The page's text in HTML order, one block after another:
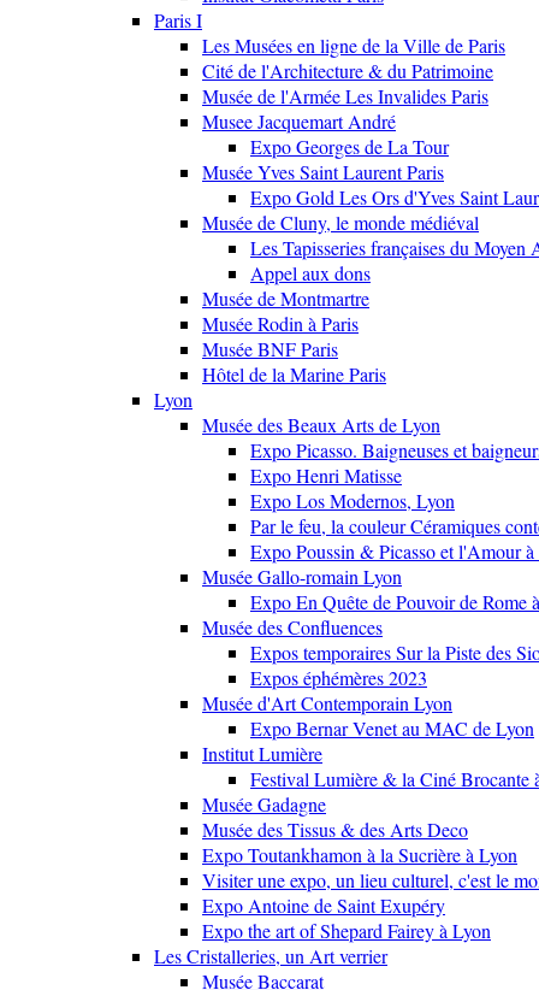
Paris I
Les Musées en ligne de la Ville de Paris
Cité de l'Architecture & du Patrimoine
Musée de l'Armée Les Invalides Paris
Musee Jacquemart André
Expo Georges de La Tour
Musée Yves Saint Laurent Paris
Expo Gold Les Ors d'Yves Saint
Musée de Cluny, le monde médiéval
Les Tapisseries françaises du Moyen
Appel aux dons
Musée de Montmartre
Musée Rodin à Paris
Musée BNF Paris
Hôtel de la Marine Paris
Lyon
Musée des Beaux Arts de Lyon
Expo Picasso. Baigneuses et
Expo Henri Matisse
Expo Los Modernos, Lyon
Par le feu, la couleur Céramiques
Expo Poussin & Picasso et l'Amour
Musée Gallo-romain Lyon
Expo En Quête de Pouvoir de Rome
Musée des Confluences
Expos temporaires Sur la Piste des
Expos éphémères 2023
Musée d'Art Contemporain Lyon
Expo Bernar Venet au MAC de Lyon
Institut Lumière
Festival Lumière & la Ciné Brocante
Musée Gadagne
Musée des Tissus & des Arts Deco
Expo Toutankhamon à la Sucrière à Lyon
Visiter une expo, un lieu culturel, c'est le
Expo Antoine de Saint Exupéry
Expo the art of Shepard Fairey à Lyon
Les Cristalleries, un Art verrier
Musée Baccarat